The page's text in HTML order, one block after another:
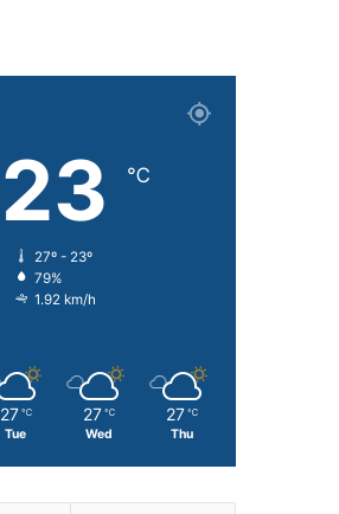
23 ℃
27º - 23º
79%
1.92 km/h
27 ℃
Tue
27 ℃
Wed
27 ℃
Thu